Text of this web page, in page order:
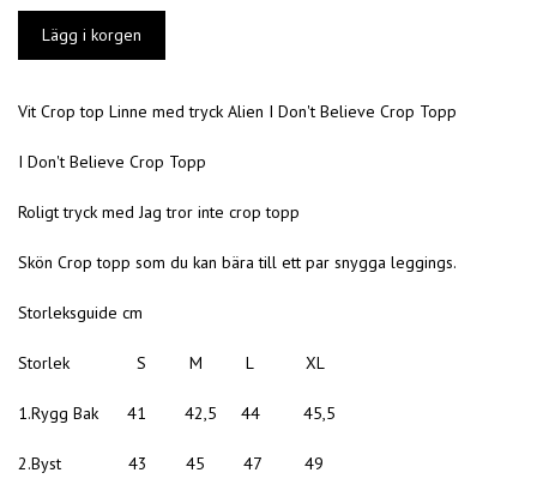
Vit Crop top Linne med tryck Alien I Don't Believe Crop Topp
I Don't Believe Crop Topp
Roligt tryck med Jag tror inte crop topp
Skön Crop topp som du kan bära till ett par snygga leggings.
Storleksguide cm
Storlek S M L XL
1.Rygg Bak 41 42,5 44 45,5
2.Byst 43 45 47 49